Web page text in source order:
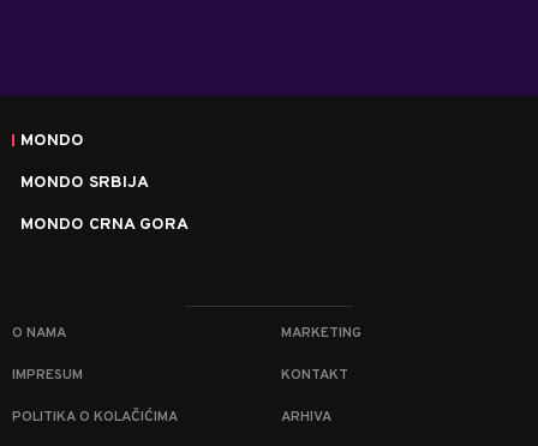
MONDO
MONDO SRBIJA
MONDO CRNA GORA
O NAMA MARKETING
IMPRESUM KONTAKT
POLITIKA O KOLAČIĆIMA ARHIVA